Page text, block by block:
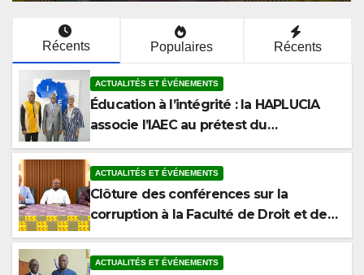
Récents Populaires Récents
ACTUALITÉS ET ÉVÉNEMENTS
Éducation à l’intégrité : la HAPLUCIA
associe l’IAEC au prétest du
programme anticorruption
ACTUALITÉS ET ÉVÉNEMENTS
Clôture des conférences sur la
corruption à la Faculté de Droit et des
Sciences Politiques de l’Université de
Kara
ACTUALITÉS ET ÉVÉNEMENTS